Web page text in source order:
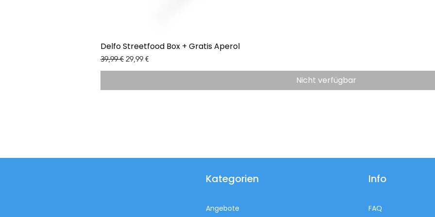
Delfo Streetfood Box + Gratis Aperol
Standardpreis
39,99 € Sale-Preis
29,99 €
Nicht verfügbar
Kategorien
Angebote
Info
FAQ